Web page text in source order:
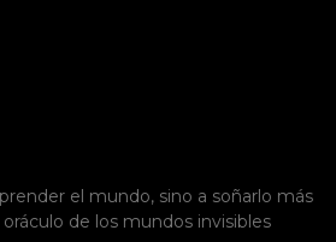
el mundo, sino a soñarlo más
de los mundos invisibles